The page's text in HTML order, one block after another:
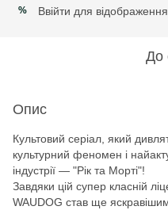
% Ввійти для
До
Опис
Культовий серіал, який
культурний феномен і
індустрії — "Рік та Морті"!
Завдяки цій супер класній
WAUDOG став ще